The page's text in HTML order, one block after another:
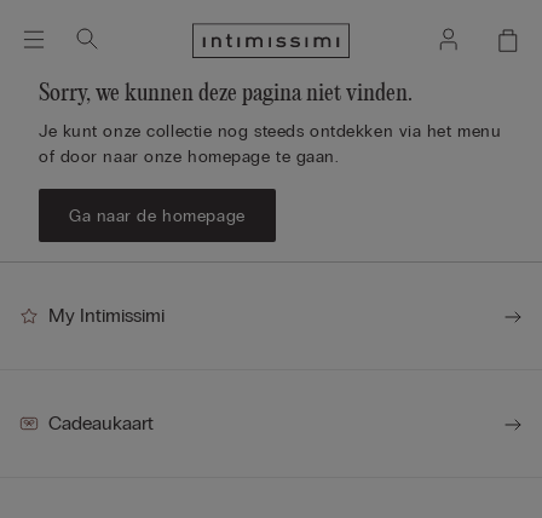
Sorry, we kunnen deze pagina niet vinden.
Je kunt onze collectie nog steeds ontdekken via het menu
of door naar onze homepage te gaan.
Ga naar de homepage
My Intimissimi
Cadeaukaart